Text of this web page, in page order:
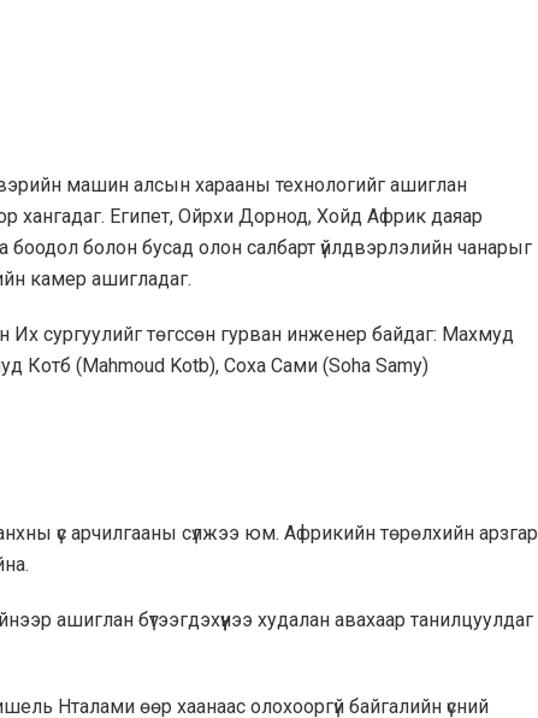
машин алсын харааны технологийг ашиглан
хангадаг. Египет, Ойрхи Дорнод, Хойд Африк даяар
боодол болон бусад олон салбарт үйлдвэрлэлийн чанарыг
камер ашигладаг.
Их сургуулийг төгссөн гурван инженер байдаг: Махмуд
Котб (Mahmoud Kotb), Соха Сами (Soha Samy)
үс арчилгааны сүлжээ юм. Африкийн төрөлхийн арзгар
ашиглан бүтээгдэхүүнээ худалан авахаар танилцуулдаг
Нталами өөр хаанаас олохооргүй байгалийн үсний